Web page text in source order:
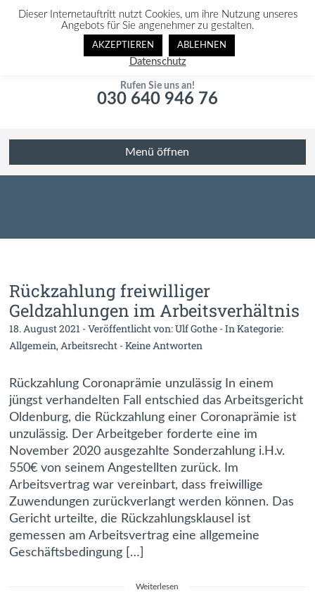
Rufen Sie uns an!
030 640 946 76
Menü öffnen
Rückzahlung freiwilliger
Geldzahlungen im Arbeitsverhältnis
18. August 2021 - Veröffentlicht von:Ulf Gothe - In Kategorie:
Allgemein,Arbeitsrecht -Keine Antworten
Rückzahlung Coronaprämie unzulässig In einem
jüngst verhandelten Fall entschied das Arbeitsgericht
Oldenburg, die Rückzahlung einer Coronaprämie ist
unzulässig. Der Arbeitgeber forderte eine im
November 2020 ausgezahlte Sonderzahlung i.H.v.
550€ von seinem Angestellten zurück. Im
Arbeitsvertrag war vereinbart, dass freiwillige
Zuwendungen zurückverlangt werden können. Das
Gericht urteilte, die Rückzahlungsklausel ist
gemessen am Arbeitsvertrag eine allgemeine
Geschäftsbedingung […]
Weiterlesen
Dieser Internetauftritt nutzt Cookies, um ihre Nutzung unseres
Angebots für Sie angenehmer zu gestalten.
AKZEPTIEREN ABLEHNEN
Datenschutz